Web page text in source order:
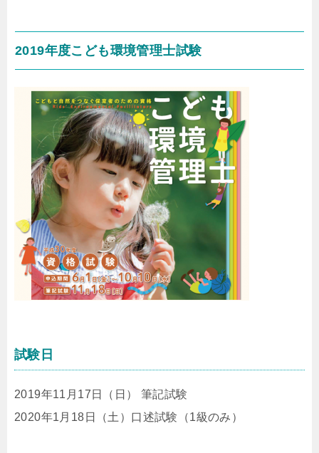
2019年度こども環境管理士試験
試験日
2019年11月17日（日） 筆記試験
2020年1月18日（土）口述試験（1級のみ）